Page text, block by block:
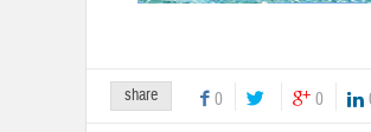
share 0 0